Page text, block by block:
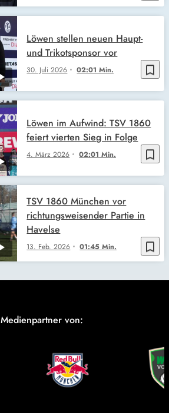
bookmark_border
30. Juli 2026 02:01 Min.
Löwen stellen neuen Haupt-
und Trikotsponsor vor
bookmark_border
4. März 2026 02:01 Min.
Löwen im Aufwind: TSV 1860
feiert vierten Sieg in Folge
bookmark_border
13. Feb. 2026 01:45 Min.
TSV 1860 München vor
richtungsweisender Partie in
Havelse
Medienpartner von: